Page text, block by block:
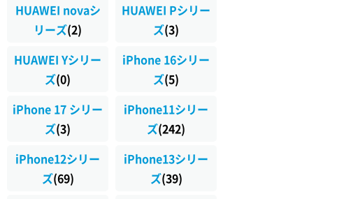
HUAWEI novaシ
リーズ(2)
HUAWEI Pシリー
ズ(3)
HUAWEI Yシリー
ズ(0)
iPhone 16シリー
ズ(5)
iPhone 17 シリー
ズ(3)
iPhone11シリー
ズ(242)
iPhone12シリー
ズ(69)
iPhone13シリー
ズ(39)